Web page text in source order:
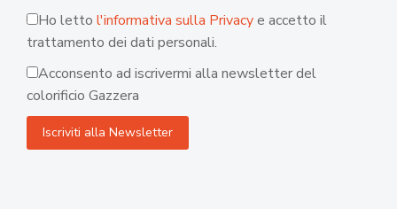
Ho letto l'informativa sulla Privacye accetto il
trattamento dei dati personali.
Acconsento ad iscrivermi alla newsletter del
colorificio Gazzera